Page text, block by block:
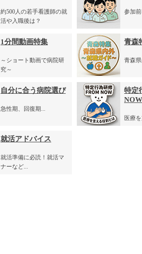
約500人の若手看護師の就
活や入職後は？
参加
1分間動画特集
～ショート動画で病院研
究～
青森
青森
自分に合う病院選び
急性期、回復期...
特定
NOW
医療
就活アドバイス
就活準備に必読！就活マ
ナーなど...